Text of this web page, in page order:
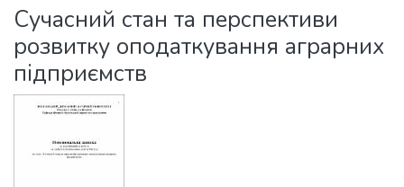
Collections
All of DSpace
Statistics
Сучасний стан та перспективи
розвитку оподаткування аграрних
підприємств